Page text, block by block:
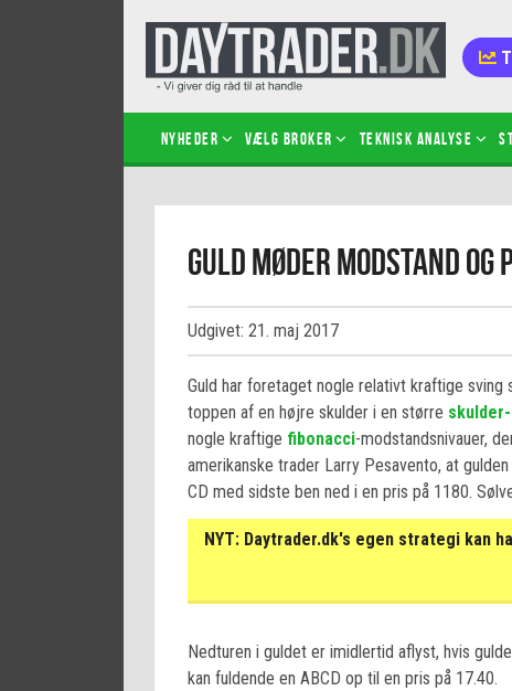
Nyheder Vælg broker Teknisk analyse
Kopiér
Sådan
Sådan
Guld møder modstand og
Udgivet: 21. maj 2017
Guld har foretaget nogle relativt kraftige sving
toppen af en højre skulder i en større
nogle kraftige fibonacci-modstandsnivauer,
amerikanske trader Larry Pesavento, at
CD med sidste ben ned i en pris på 1180.
NYT: Daytrader.dk's egen strategi kan
Nedturen i guldet er imidlertid aflyst, hvis
kan fuldende en ABCD op til en pris på 17.40.